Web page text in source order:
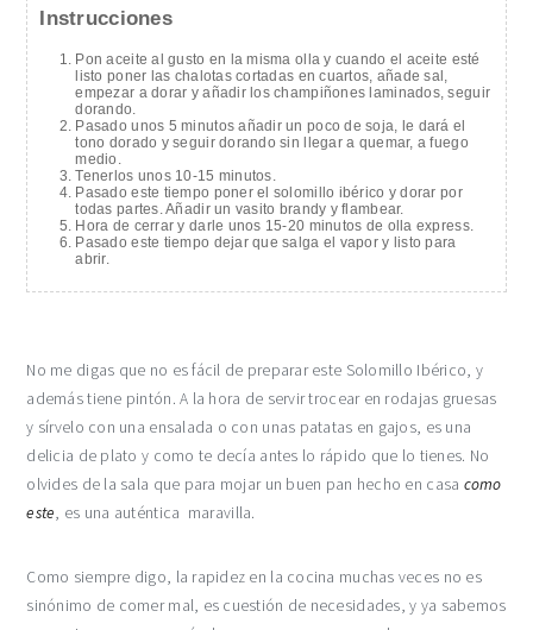
Instrucciones
Pon aceite al gusto en la misma olla y cuando el aceite esté
listo poner las chalotas cortadas en cuartos, añade sal,
empezar a dorar y añadir los champiñones laminados, seguir
dorando.
Pasado unos 5 minutos añadir un poco de soja, le dará el
tono dorado y seguir dorando sin llegar a quemar, a fuego
medio.
Tenerlos unos 10-15 minutos.
Pasado este tiempo poner el solomillo ibérico y dorar por
todas partes. Añadir un vasito brandy y flambear.
Hora de cerrar y darle unos 15-20 minutos de olla express.
Pasado este tiempo dejar que salga el vapor y listo para
abrir.
No me digas que no es fácil de preparar este Solomillo Ibérico, y
además tiene pintón. A la hora de servir trocear en rodajas gruesas
y sírvelo con una ensalada o con unas patatas en gajos, es una
delicia de plato y como te decía antes lo rápido que lo tienes. No
olvides de la sala que para mojar un buen pan hecho en casa como
este, es una auténtica maravilla.
Como siempre digo, la rapidez en la cocina muchas veces no es
sinónimo de comer mal, es cuestión de necesidades, y ya sabemos